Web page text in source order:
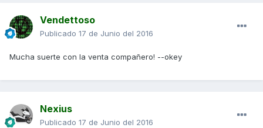
Vendettoso
Publicado 17 de Junio del 2016
Mucha suerte con la venta compañero! --okey
Nexius
Publicado 17 de Junio del 2016